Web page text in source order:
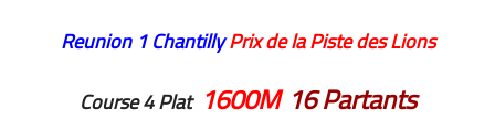
Reunion 1 ChantillyPrix de la Piste des Lions
Course 4 Plat 1600M16 Partants